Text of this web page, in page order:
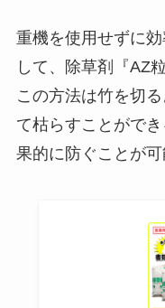
重機を使用せずに
して、除草剤『AZ
この方法は竹を切
て枯らすことがで
果的に防ぐことが可